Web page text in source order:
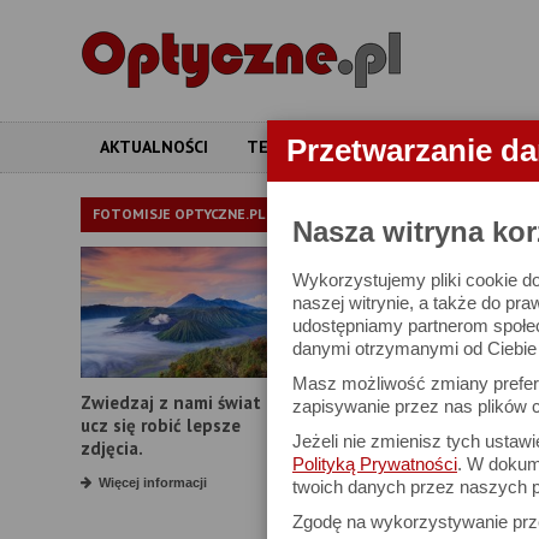
Przetwarzanie
Nasza witryna
Wykorzystujemy pliki cookie
naszej witrynie, a także do
udostępniamy partnerom
danymi otrzymanymi od
Masz możliwość zmiany
zapisywanie przez nas plików
Jeżeli nie zmienisz tych
Polityką Prywatności. W
twoich danych przez naszych
Zgodę na wykorzystywanie
AKTUALNOŚCI TESTY ARTYKUŁY APARATY
FOTOMISJE OPTYCZNE.PL
Zwiedzaj z nami świat i
ucz się robić lepsze
zdjęcia.
Więcej informacji
APARATY
W bazie
Producent:
Model:
Rozdzielczość:
Zoom optyczny: